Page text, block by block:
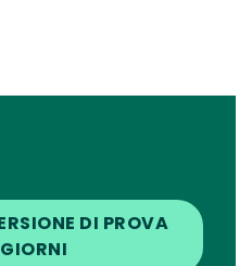
DI PROVA